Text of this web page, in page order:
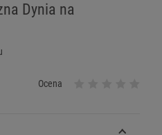
Dynia na
Ocena